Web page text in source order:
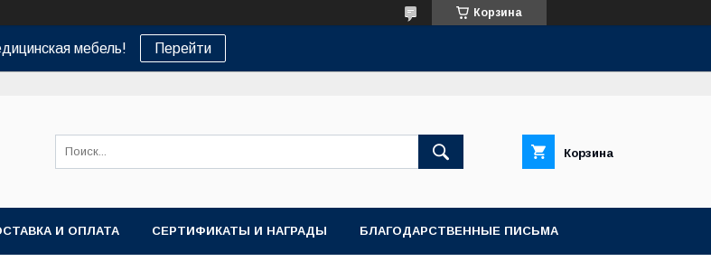
Корзина
мебель! Перейти
Корзина
И ОПЛАТА СЕРТИФИКАТЫ И НАГРАДЫ БЛАГОДАРСТВЕННЫЕ ПИСЬМА